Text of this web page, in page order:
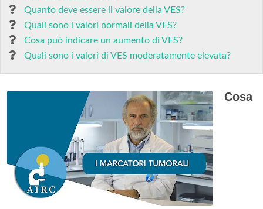
Quanto deve essere il valore della VES?
Quali sono i valori normali della VES?
Cosa può indicare un aumento di VES?
Quali sono i valori di VES moderatamente elevata?
Cosa